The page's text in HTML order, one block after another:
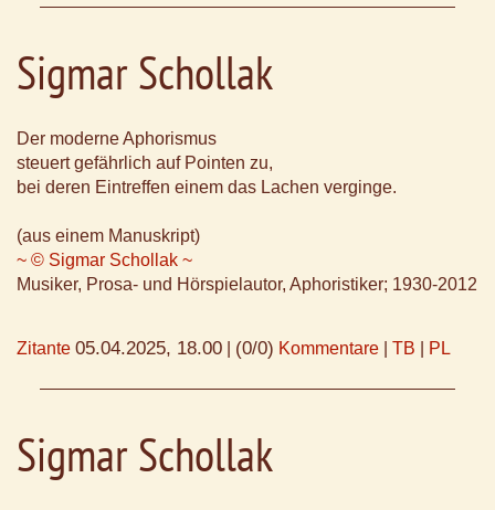
Sigmar Schollak
Der moderne Aphorismus
steuert gefährlich auf Pointen zu,
bei deren Eintreffen einem das Lachen verginge.
(aus einem Manuskript)
~ © Sigmar Schollak ~
Musiker, Prosa- und Hörspielautor, Aphoristiker; 1930-2012
Zitante 05.04.2025, 18.00 (0/0) Kommentare TB PL
Sigmar Schollak